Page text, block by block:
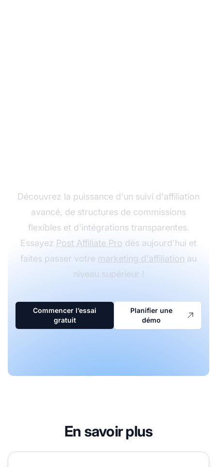
Découvrez la puissance d'un suivi d'affiliation
avancé, de structures de commissions
flexibles et d'intégrations transparentes.
Essayez Post Affiliate Pro dès aujourd'hui et
faites passer votre marketing d'affiliation au
niveau supérieur !
Commencer l’essai
gratuit
Planifier une
démo
En savoir plus
Contact du département d'affiliation Luisa Via Roma